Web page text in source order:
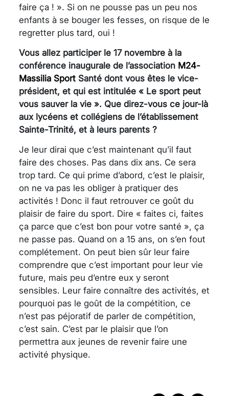
faire ça ! ». Si on ne pousse pas un peu nos
enfants à se bouger les fesses, on risque de le
regretter plus tard, oui !
Vous allez participer le 17 novembre à la
conférence inaugurale de l’association M24-
Massilia Sport Santé dont vous êtes le vice-
président, et qui est intitulée « Le sport peut
vous sauver la vie ». Que direz-vous ce jour-là
aux lycéens et collégiens de l’établissement
Sainte-Trinité, et à leurs parents ?
Je leur dirai que c’est maintenant qu’il faut
faire des choses. Pas dans dix ans. Ce sera
trop tard. Ce qui prime d’abord, c’est le plaisir,
on ne va pas les obliger à pratiquer des
activités ! Donc il faut retrouver ce goût du
plaisir de faire du sport. Dire « faites ci, faites
ça parce que c’est bon pour votre santé », ça
ne passe pas. Quand on a 15 ans, on s’en fout
complétement. On peut bien sûr leur faire
comprendre que c’est important pour leur vie
future, mais peu d’entre eux y seront
sensibles. Leur faire connaître des activités, et
pourquoi pas le goût de la compétition, ce
n’est pas péjoratif de parler de compétition,
c’est sain. C’est par le plaisir que l’on
permettra aux jeunes de revenir faire une
activité physique.